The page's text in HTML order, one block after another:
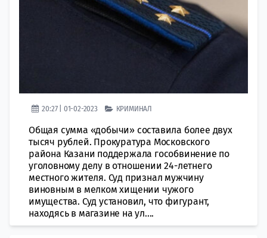
20:27 | 01-02-2023 КРИМИНАЛ
Общая сумма «добычи» составила более двух
тысяч рублей. Прокуратура Московского
района Казани поддержала гособвинение по
уголовному делу в отношении 24-летнего
местного жителя. Суд признал мужчину
виновным в мелком хищении чужого
имущества. Суд установил, что фигурант,
находясь в магазине на ул....